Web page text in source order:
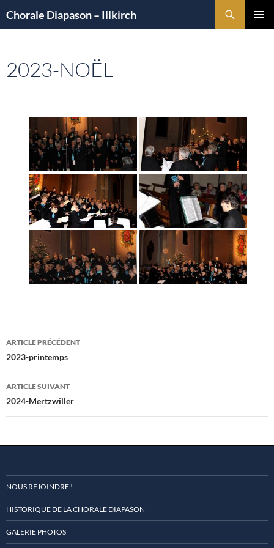
auChorale Diapason – Illkirch
2023-NOËL
Navigation
des
articles
ARTICLE PRÉCÉDENT
2023-printemps
ARTICLE SUIVANT
2024-Mertzwiller
NOUS REJOINDRE !
HISTORIQUE DE LA CHORALE DIAPASON
GALERIE PHOTOS